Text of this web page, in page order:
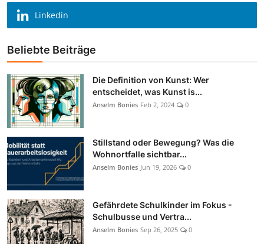
Linkedin
Beliebte Beiträge
Die Definition von Kunst: Wer
entscheidet, was Kunst is...
Anselm Bonies Feb 2, 2024 0
Stillstand oder Bewegung? Was die
Wohnortfalle sichtbar...
Anselm Bonies Jun 19, 2026 0
Gefährdete Schulkinder im Fokus -
Schulbusse und Vertra...
Anselm Bonies Sep 26, 2025 0